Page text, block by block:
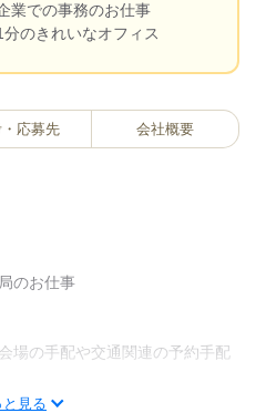
業での事務のお仕事
のきれいなオフィス
応募先 会社概要
のお仕事
場の手配や交通関連の予約手配
有無等）
と見る